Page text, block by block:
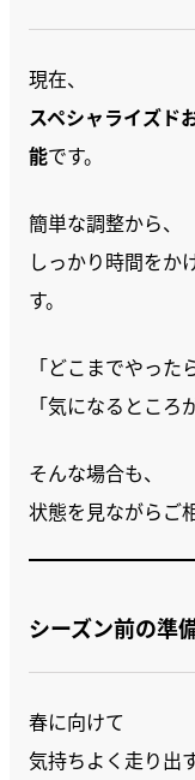
現在、
スペシャライズド
能です。
簡単な調整から、
しっかり時間をか
す。
「どこまでやった
「気になるところ
そんな場合も、
状態を見ながらご
シーズン前の準
春に向けて
気持ちよく走り出